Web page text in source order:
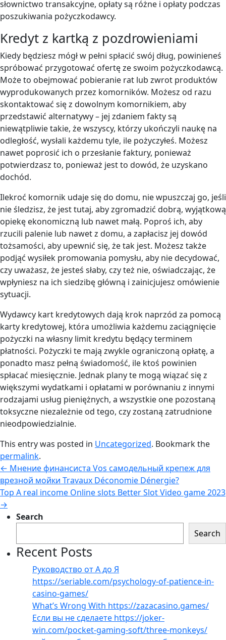
słownictwo transakcyjne, opłaty są różne i opłaty podczas
poszukiwania pożyczkodawcy.
Kredyt z kartką z pozdrowieniami
Kiedy będziesz mógł w pełni spłacić swój dług, powinieneś
spróbować przygotować ofertę ze swoim pożyczkodawcą.
Może to obejmować pobieranie rat lub zwrot produktów
wyprodukowanych przez komorników. Możesz od razu
skontaktować się z dowolnym komornikiem, aby
przedstawić alternatywy – jej zdaniem fakty są
niewątpliwie takie, że wszyscy, którzy ukończyli naukę na
odległość, wysłali każdemu tyle, ile pożyczyłeś. Możesz
nawet poprosić ich o przesłanie faktury, ponieważ
potwierdzasz to, ponieważ jest to dowód, że uzyskano
dochód.
Ilekroć komornik udaje się do domu, nie wpuszczaj go, jeśli
nie śledzisz, że jest tutaj, aby zgromadzić dobrą, wyjątkową
opiekę ekonomiczną lub nawet małą. Poproś ich, aby
rzucili palenie lub nawet z domu, a zapłacisz jej dowód
tożsamości, aby upewnić się, że tak jest. Możesz także
podjąć wysiłek promowania pomysłu, aby nie decydować,
czy uważasz, że jesteś słaby, czy też nie, oświadczając, że
wpłyniesz na ich siedzibę główną i zainicjujesz omówienie
sytuacji.
Wydawcy kart kredytowych dają krok naprzód za pomocą
karty kredytowej, która umożliwia każdemu zaciągnięcie
pożyczki na własny limit kredytu będący terminem
płatności. Pożyczki te mają zwykle ograniczoną opłatę, a
ponadto masz pełną świadomość, ile ktoś powinien
spłacać miesięcznie. Jednak plany te mogą wiązać się z
większymi wydatkami i opłatami w porównaniu z innymi
rodzajami usług pieniężnych, a wszystkie one pozostaną
toksyczne niezależnie od tego, czy zostaną zatrudnione
nieodpowiedzialnie.
This entry was posted in Uncategorized. Bookmark the
permalink.
← Мнение финансиста Vos самодельный крепеж для
врезной мойки Travaux Déconomie Dénergie?
Top A real income Online slots Better Slot Video game 2023
→
Search
Search
Recent Posts
Руководство от А до Я
https://seriable.com/psychology-of-patience-in-
casino-games/
What’s Wrong With https://zazacasino.games/
Если вы не сделаете https://joker-
win.com/pocket-gaming-soft/three-monkeys/